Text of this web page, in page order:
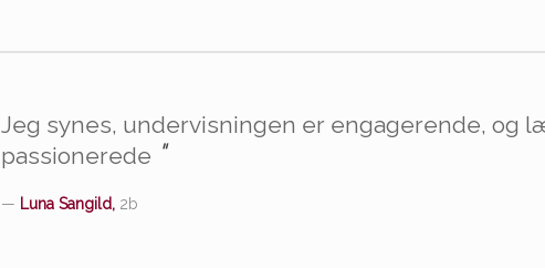
Jeg synes, undervisningen er engagerende, og
passionerede "
— Luna Sangild, 2b